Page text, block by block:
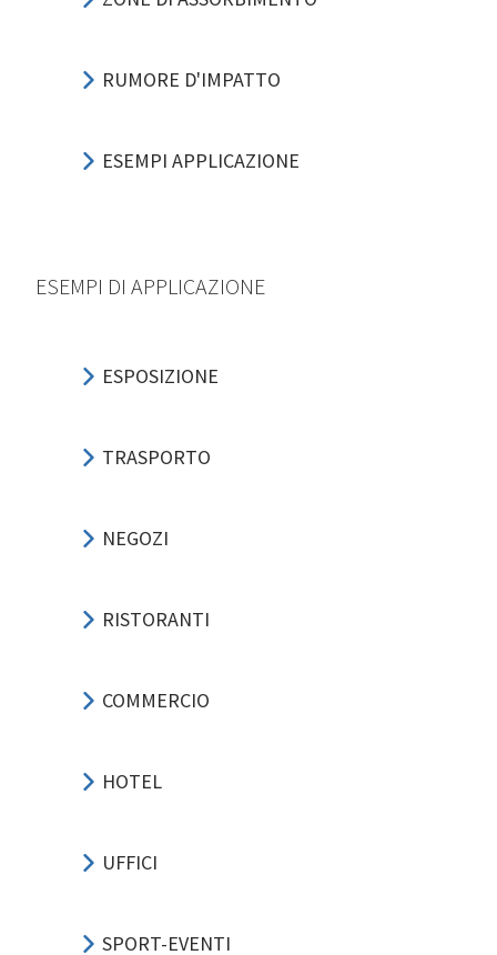
RUMORE D'IMPATTO
ESEMPI APPLICAZIONE
ESEMPI DI APPLICAZIONE
ESPOSIZIONE
TRASPORTO
NEGOZI
RISTORANTI
COMMERCIO
HOTEL
UFFICI
SPORT-EVENTI